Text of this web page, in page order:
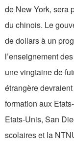
de New York, sera
du chinois. Le
de dollars à un
l’enseignement
une vingtaine de
étrangère
formation aux
Etats-Unis, San
scolaires et la